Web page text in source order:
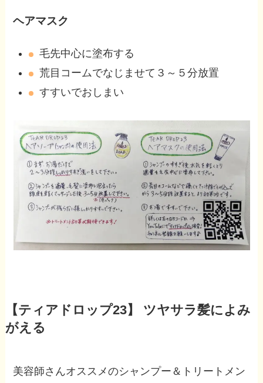
ヘアマスク
毛先中心に塗布する
荒目コームでなじませて３～５分放置
すすいでおしまい
【ティアドロップ23】 ツヤサラ髪によみ
がえる
美容師さんオススメのシャンプー＆トリートメン